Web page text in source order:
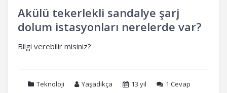
Akülü tekerlekli sandalye şarj
dolum istasyonları nerelerde var?
Bilgi verebilir misiniz?
Teknoloji Yaşadıkça 13 yıl 1 Cevap